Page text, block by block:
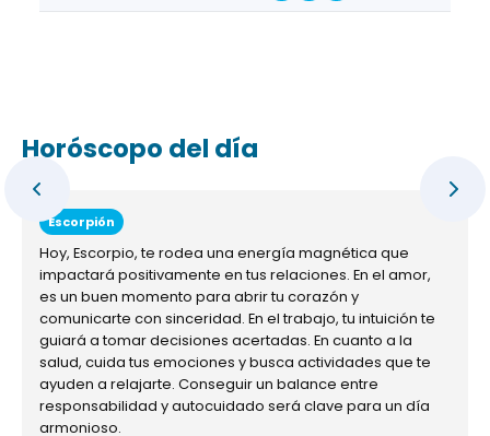
Horóscopo del día
Escorpión
Hoy, Escorpio, te rodea una energía magnética que
impactará positivamente en tus relaciones. En el amor,
es un buen momento para abrir tu corazón y
comunicarte con sinceridad. En el trabajo, tu intuición te
guiará a tomar decisiones acertadas. En cuanto a la
salud, cuida tus emociones y busca actividades que te
ayuden a relajarte. Conseguir un balance entre
responsabilidad y autocuidado será clave para un día
armonioso.